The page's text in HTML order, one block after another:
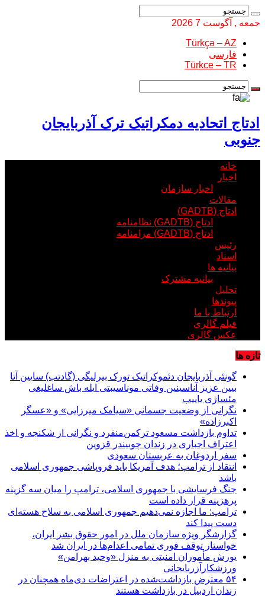
جمعه , آگوست 7 2026
Türkçə – AZ
فارسی
Türkce – TR
ادتاج اتحادیه دمکراتیک ترک آذربایجان
جنوبی
خانه
اخبار
اخبار سازمان
مقالات
ادتاج (GADTB)
ادتاج (GADTB) نظامنامه
ادتاج (GADTB) مرامنامه
رئیس
اسناد
بیانیه ها
بیانیه مشترک
تحلیل
پیوندها
ارتباط با ما
فیلم گالری
عکس گالری
تازه ها
گونئی آذربایجان دئموکراتیک تورک بیرلیگی (گادتب) سایین آتا
بیین عزیز آناسینین وفاتی موناسیبتی ایله باش ساغلیغی
مئساژی یاییب
نگرانی از وضعیت جسمانی «سیامک میرزایی» و «عسگر
اکبرزاده»
تداوم بازداشت مسعود ترکمن‌منفرد و نگرانی از شکنجه و اخذ
اعتراف اجباری در زندان چوبیندر قزوین
سفر اردوغان به عربستان‌ سعودی
انتقاد از ترامپ؛ هدف آمریکا باید فروپاشی جمهوری اسلامی
باشد
جنگ فرسایشی با جمهوری اسلامی، ترامپ را میان سه گزینه
پرهزینه قرار داده است
ترامپ: ما اجازه نمی‌دهیم جمهوری اسلامی به سلاح هسته‌ای
دست پیدا کند
گزارشگر ویژه سازمان ملل در امور حقوق بشر ایران،
خواستار توقف فوری تمامی اعدام‌ها در ایران شد
یورش مأموران امنیتی به منزل «وحید بهرامن»
ورزشکارآزربایجانی
۵۴ معترض بازداشت‌شده در اعتراضات دی‌ماه همچنان در
زندان اردبیل در بازداشت هستند